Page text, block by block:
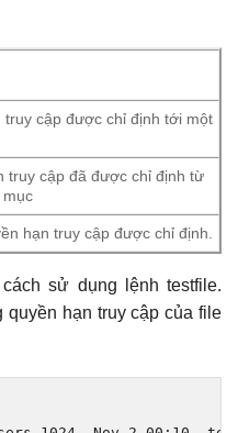
truy cập được chỉ định tới một
truy cập đã được chỉ định từ
mục
hạn truy cập được chỉ định.
sử dụng lệnh testfile.
quyền hạn truy cập của file